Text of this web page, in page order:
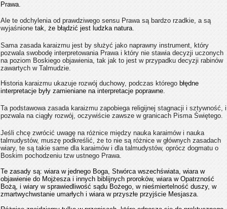
Prawa.
Ale te odchylenia od prawdziwego sensu Prawa są bardzo rzadkie, a są
wyjaśnione tak, że błądzić jest ludzka natura.
Sama zasada karaizmu jest by służyć jako naprawny instrument, który
pozwala swobodę interpretowania Prawa i który nie stawia decyzji uczonych
na poziom Boskiego objawienia, tak jak to jest w przypadku decyzji rabinów
zawartych w Talmudzie.
Historia karaizmu ukazuje rozwój duchowy, podczas którego błędne
interpretacje były zamieniane na interpretacje poprawne.
Ta podstawowa zasada karaizmu zapobiega religijnej stagnacji i sztywność, i
pozwala na ciągły rozwój, oczywiście zawsze w granicach Pisma Świętego.
Jeśli chcę zwrócić uwagę na różnice między nauka karaimów i nauka
talmudystów, muszę podkreślić, że to nie są różnice w głównych zasadach
wiary, te są takie same dla karaimów i dla talmudystów, oprócz dogmatu o
Boskim pochodzeniu tzw ustnego Prawa.
Te zasady są: wiara w jednego Boga, Stwórca wszechświata, wiara w
objawienie do Mojżesza i innych biblijnych proroków, wiara w Opatrzność
Bożą, i wiary w sprawiedliwość sądu Bożego, w nieśmiertelność duszy, w
zmartwychwstanie umarłych i wiara w przyszłe przyjście Mesjasza.